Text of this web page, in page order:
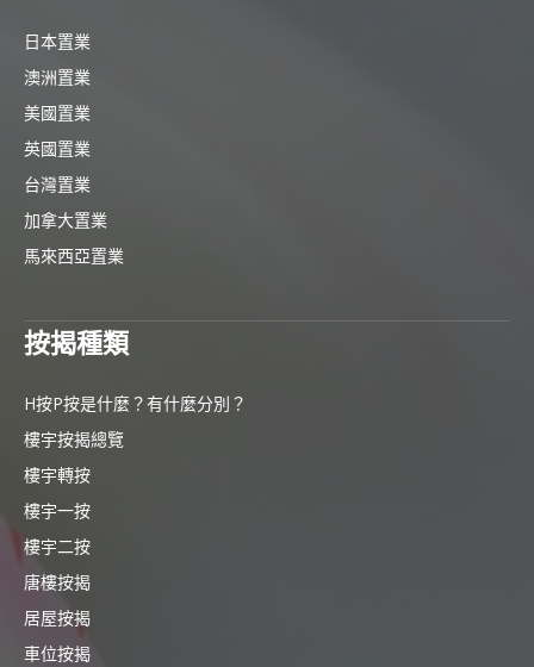
日本置業
澳洲置業
美國置業
英國置業
台灣置業
加拿大置業
馬來西亞置業
按揭種類
H按P按是什麼？有什麼分別？
樓宇按揭總覽
樓宇轉按
樓宇一按
樓宇二按
唐樓按揭
居屋按揭
車位按揭